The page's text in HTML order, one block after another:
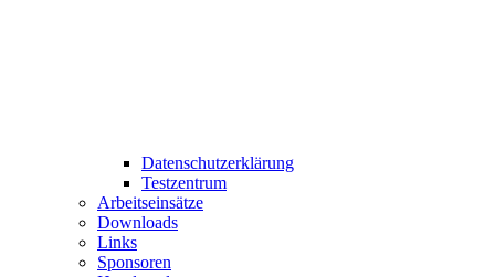
Datenschutzerklärung
Testzentrum
Arbeitseinsätze
Downloads
Links
Sponsoren